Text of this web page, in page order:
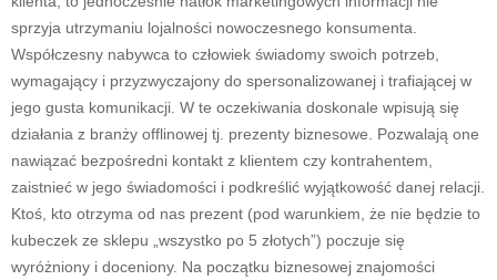
sprzyja utrzymaniu lojalności nowoczesnego konsumenta.
Współczesny nabywca to człowiek świadomy swoich potrzeb,
wymagający i przyzwyczajony do spersonalizowanej i trafiającej w
jego gusta komunikacji. W te oczekiwania doskonale wpisują się
działania z branży offlinowej tj. prezenty biznesowe. Pozwalają one
nawiązać bezpośredni kontakt z klientem czy kontrahentem,
zaistnieć w jego świadomości i podkreślić wyjątkowość danej relacji.
Ktoś, kto otrzyma od nas prezent (pod warunkiem, że nie będzie to
kubeczek ze sklepu „wszystko po 5 złotych”) poczuje się
wyróżniony i doceniony. Na początku biznesowej znajomości